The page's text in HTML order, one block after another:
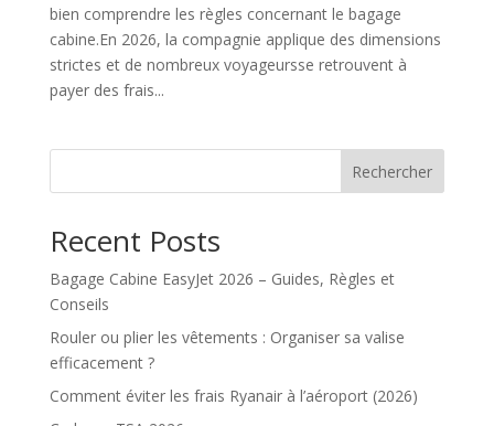
bien comprendre les règles concernant le bagage
cabine.En 2026, la compagnie applique des dimensions
strictes et de nombreux voyageursse retrouvent à
payer des frais...
Rechercher
Recent Posts
Bagage Cabine EasyJet 2026 – Guides, Règles et
Conseils
Rouler ou plier les vêtements : Organiser sa valise
efficacement ?
Comment éviter les frais Ryanair à l’aéroport (2026)